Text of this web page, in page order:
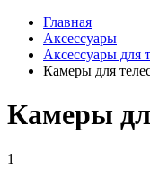
Главная
Аксессуары
Аксессуары для
Камеры для
Камеры
1